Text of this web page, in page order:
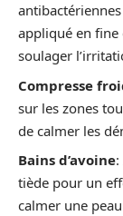
appliqué en fine
soulager
Compresse
sur les zones
de calmer les
Bains d’avoine
tiède pour un
calmer une